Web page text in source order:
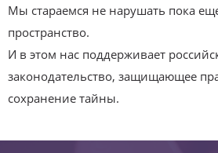
Мы стараемся не нарушать пока
пространство.
И в этом нас поддерживает
законодательство, защищающее
сохранение тайны.